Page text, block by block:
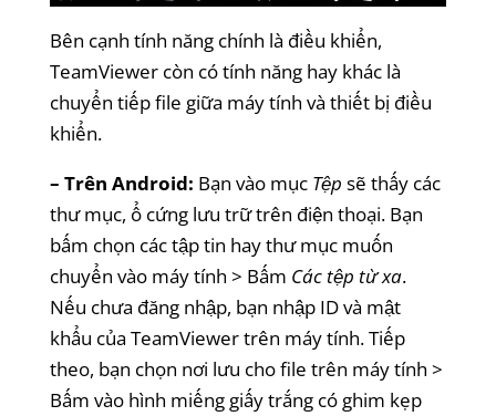
Bên cạnh tính năng chính là điều khiển,
TeamViewer còn có tính năng hay khác là
chuyển tiếp file giữa máy tính và thiết bị điều
khiển.
– Trên Android: Bạn vào mục Tệp sẽ thấy các
thư mục, ổ cứng lưu trữ trên điện thoại. Bạn
bấm chọn các tập tin hay thư mục muốn
chuyển vào máy tính > Bấm Các tệp từ xa.
Nếu chưa đăng nhập, bạn nhập ID và mật
khẩu của TeamViewer trên máy tính. Tiếp
theo, bạn chọn nơi lưu cho file trên máy tính >
Bấm vào hình miếng giấy trắng có ghim kẹp